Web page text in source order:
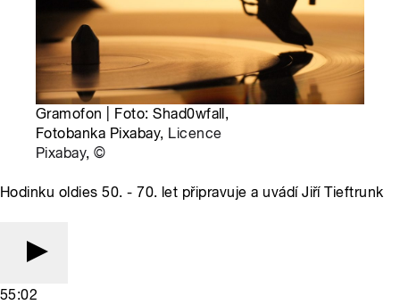
Gramofon | Foto: Shad0wfall,
Fotobanka Pixabay, Licence
Pixabay,©
Hodinku oldies 50. - 70. let připravuje a uvádí Jiří Tieftrunk
55:02